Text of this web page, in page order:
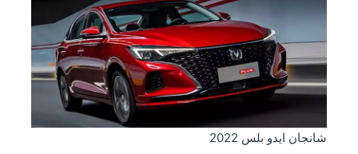
شانجان ايدو بلس 2022